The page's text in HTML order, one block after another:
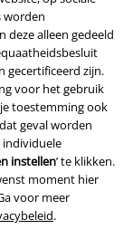
worden
deze alleen gedeeld
gecertificeerd zijn.
voor het gebruik
toestemming ook
geval worden
individuele
instellen’ te klikken.
moment hier
voor meer
.